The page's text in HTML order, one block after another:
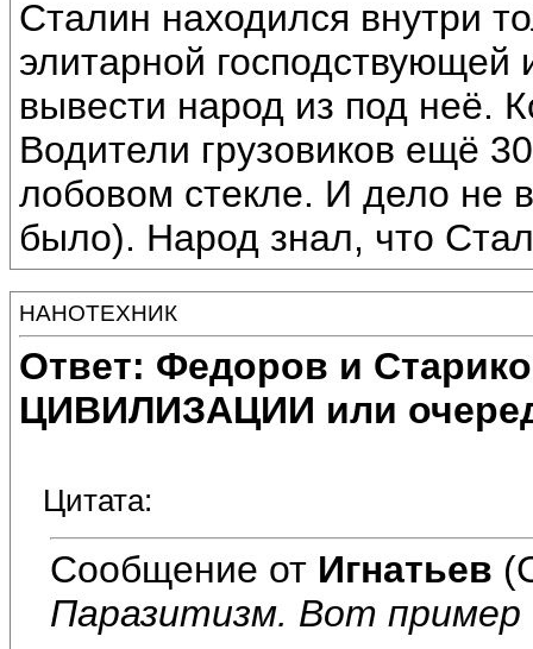
Сталин находился внутри
элитарной
вывести народ из под неё.
Водители грузовиков ещё
лобовом стекле. И дело не
было). Народ знал, что
НАНОТЕХНИК
Ответ: Федоров и
ЦИВИЛИЗАЦИИ или
Цитата:
Сообщение от Игнатьев
Паразитизм. Вот пример